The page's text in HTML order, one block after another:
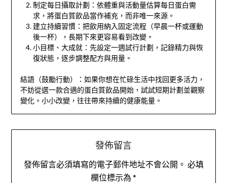
制定每日攝取計劃：依體重與活動量估算每日蛋白需
求，將蛋白質飲品當作補充，而非唯一來源。
建立持續習慣：把飲用納入固定流程（早晨一杯或運動
後一杯），長期下來更容易看到改變。
小目標、大成就：先設定一週試行計劃，記錄精力與恢
復狀態，逐步調整配方與用量。
結語（鼓勵行動）：如果你想在忙碌生活中找回更多活力，
不妨從選一款合適的蛋白質飲品開始，試試短期計劃並觀察
變化。小小改變，往往帶來持續的健康能量。
發佈留言
發佈留言必須填寫的電子郵件地址不會公開。 必填
欄位標示為 *